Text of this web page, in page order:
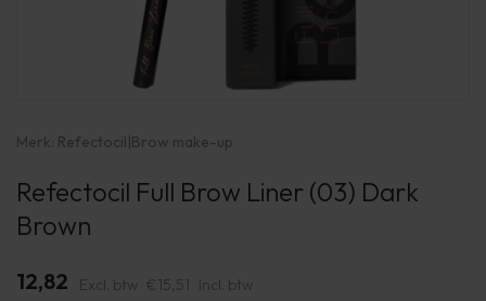
Merk: Refectocil|Brow make-up
Refectocil Full Brow Liner (03) Dark
Brown
12,82 Excl. btw €15,51 Incl. btw